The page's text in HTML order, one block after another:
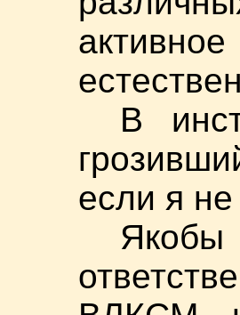
В
если я